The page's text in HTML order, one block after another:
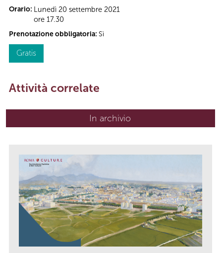
Orario: Lunedì 20 settembre 2021
ore 17.30
Prenotazione obbligatoria: Sì
Gratis
Attività correlate
In archivio